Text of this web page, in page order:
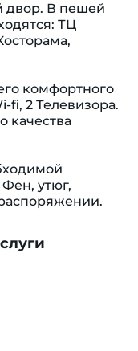
двор. В пешей
ТЦ
комфортного
fi, 2 Телевизора.
качества
утюг,